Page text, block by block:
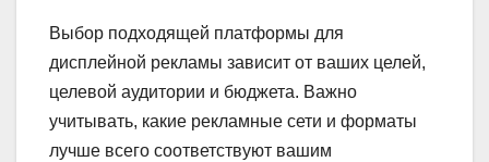
Выбор подходящей платформы для
дисплейной рекламы зависит от ваших целей,
целевой аудитории и бюджета. Важно
учитывать, какие рекламные сети и форматы
лучше всего соответствуют вашим